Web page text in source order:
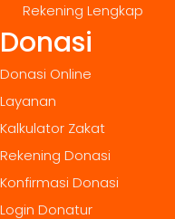
Rekening Lengkap
Donasi
Donasi Online
Layanan
Kalkulator Zakat
Rekening Donasi
Konfirmasi Donasi
Login Donatur